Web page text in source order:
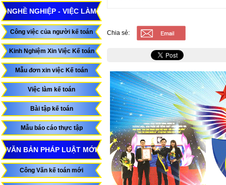
NGHỀ NGHIỆP - VIỆC LÀM
Công việc của người kế toán
Kinh Nghiệm Xin Việc Kế toán
Mẫu đơn xin việc Kế toán
Việc làm kế toán
Bài tập kế toán
Mẫu báo cáo thực tập
VĂN BẢN PHÁP LUẬT MỚI
Công Văn kế toán mới
Chia sẻ: